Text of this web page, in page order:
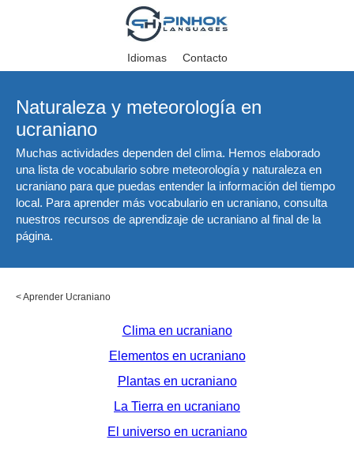
Idiomas Contacto
Naturaleza y meteorología en
ucraniano
Muchas actividades dependen del clima. Hemos elaborado
una lista de vocabulario sobre meteorología y naturaleza en
ucraniano para que puedas entender la información del tiempo
local. Para aprender más vocabulario en ucraniano, consulta
nuestros recursos de aprendizaje de ucraniano al final de la
página.
<Aprender Ucraniano
Clima en ucraniano
Elementos en ucraniano
Plantas en ucraniano
La Tierra en ucraniano
El universo en ucraniano